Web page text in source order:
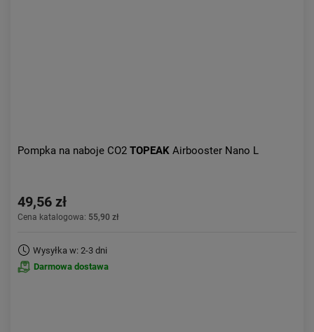
Pompka na naboje CO2 TOPEAK Airbooster Nano L
49,56 zł
Cena katalogowa: 55,90 zł
Wysyłka w: 2-3 dni
Darmowa dostawa